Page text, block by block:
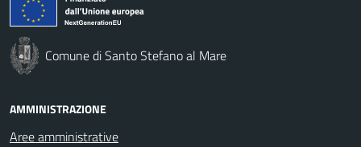
Comune di Santo Stefano al Mare
AMMINISTRAZIONE
Aree amministrative